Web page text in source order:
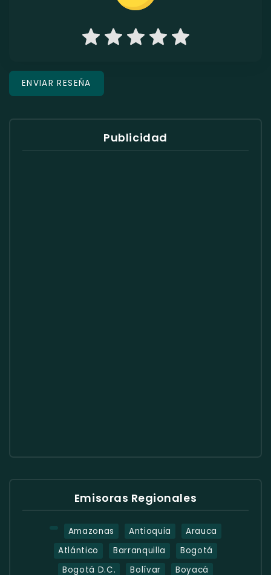
Publicidad
Emisoras Regionales
Amazonas Antioquia
Arauca
Atlántico
Barranquilla
Bogotá
Bogotá D.C.
Bolívar Boyacá